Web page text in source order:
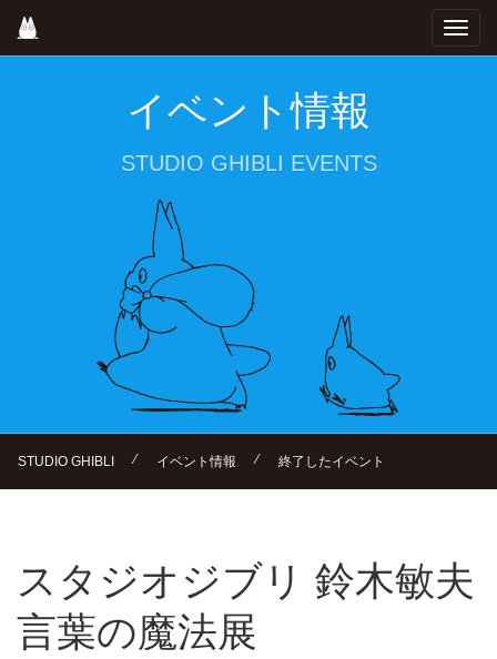
main
イベント情報
STUDIO GHIBLI EVENTS
STUDIO GHIBLI ⁄ イベント情報 ⁄ 終了したイベント
スタジオジブリ 鈴木敏夫
言葉の魔法展